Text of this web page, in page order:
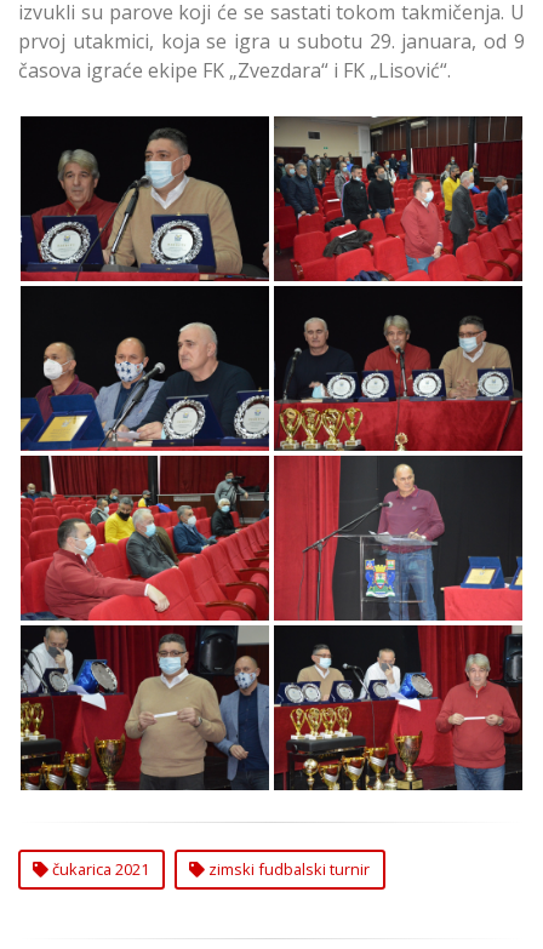
izvukli su parove koji će se sastati tokom takmičenja. U
prvoj utakmici, koja se igra u subotu 29. januara, od 9
časova igraće ekipe FK „Zvezdara“ i FK „Lisović“.
29. Zimski Fudbalski
Turnir „Čukarica 2021“
29. Zimski Fudbalski
Turnir „Čukarica 2021“
29. Zimski Fudbalski
Turnir „Čukarica 2021“
29. Zimski Fudbalski
Turnir „Čukarica 2021“
29. Zimski Fudbalski
Turnir „Čukarica 2021“
29. Zimski Fudbalski
Turnir „Čukarica 2021“
29. Zimski Fudbalski
Turnir „Čukarica 2021“
29. Zimski Fudbalski
Turnir „Čukarica 2021“
čukarica 2021 zimski fudbalski turnir